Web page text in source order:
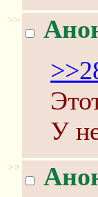
>>
У
>>